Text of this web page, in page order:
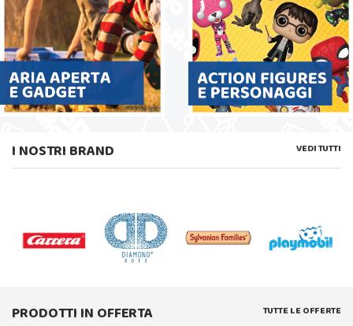
I NOSTRI BRAND VEDI TUTTI
PRODOTTI IN OFFERTA TUTTE LE OFFERTE